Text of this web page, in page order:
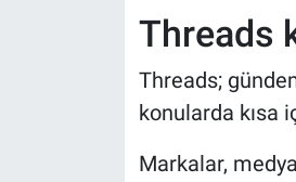
Threads
Threads;
konularda kısa
Markalar,